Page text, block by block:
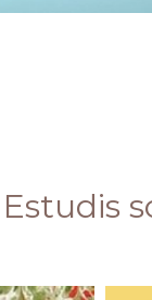
Estudis